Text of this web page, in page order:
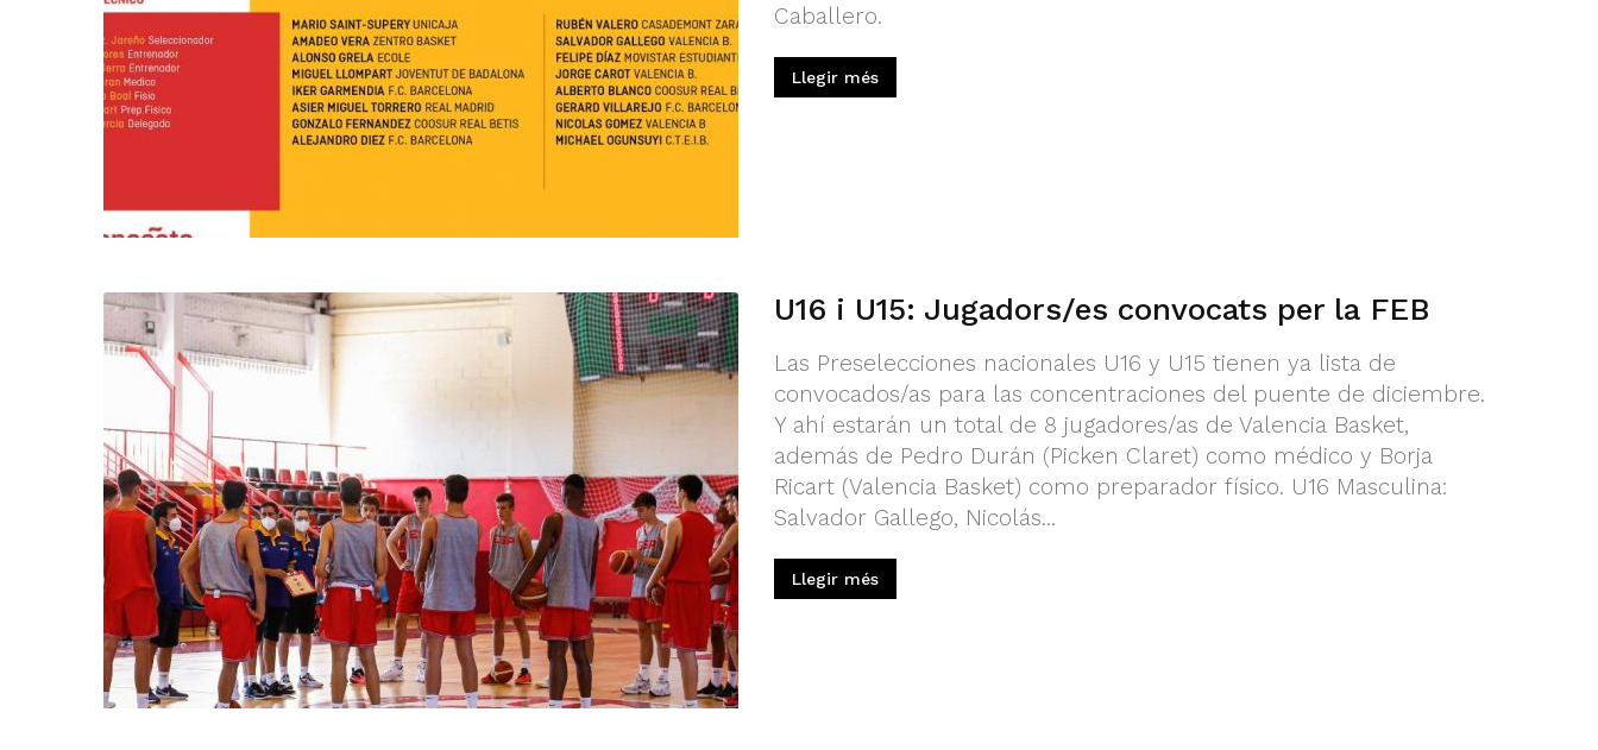
Caballero.
Llegir més
U16 i U15: Jugadors/es convocats per la FEB
Las Preselecciones nacionales U16 y U15 tienen ya lista de
convocados/as para las concentraciones del puente de diciembre.
Y ahí estarán un total de 8 jugadores/as de Valencia Basket,
además de Pedro Durán (Picken Claret) como médico y Borja
Ricart (Valencia Basket) como preparador físico. U16 Masculina:
Salvador Gallego, Nicolás...
Llegir més